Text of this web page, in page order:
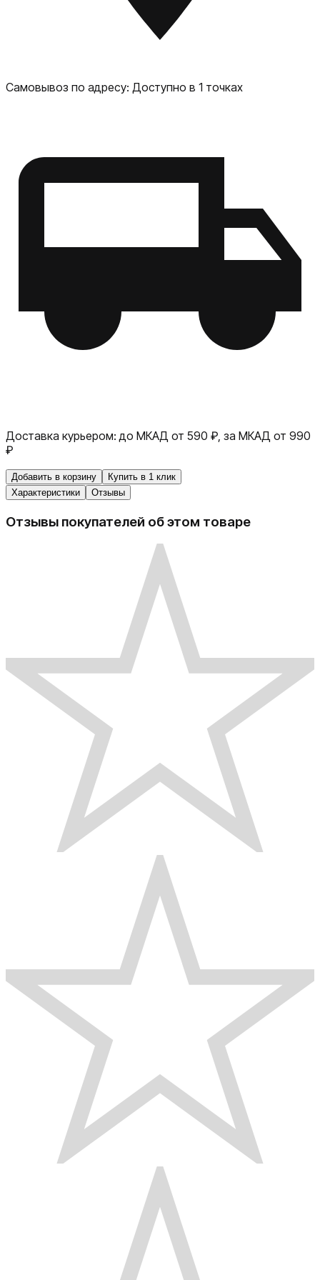
Pencil. Развлечения: смотрите фильмы, слушайте музыку
и играйте в игры на большом и ярком экране. Связь:
оставайтесь на связи с друзьями и семьёй с помощью
лёгкий корпус делает iPad Air идеальным спутником в
поездках и повседневной жизни. Долговечность:
улучшить работу устройства и добавить новые функции.
iPad Air на процессоре M4 — это идеальный выбор для
Самовывоз по адресу: Доступно в 1 точках
Доставка курьером: до МКАД от 590 ₽, за МКАД от 990
₽
Добавить в корзину
Купить в 1 клик
Характеристики
Отзывы
Отзывы покупателей об этом товаре